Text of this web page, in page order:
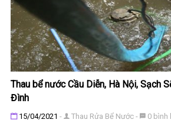
Thau bể nước Cầu Diễn, Hà Nội, Sạch
Đình
Đăng ngày
15/04/2021 - Thau Rửa Bể Nước - 0 bình